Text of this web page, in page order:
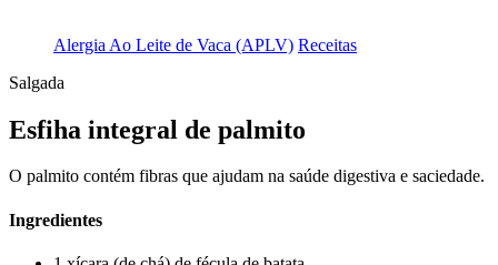
Alergia Ao Leite de Vaca (APLV) Receitas
Salgada
Esfiha integral de palmito
O palmito contém fibras que ajudam na saúde digestiva e saciedade.
Ingredientes